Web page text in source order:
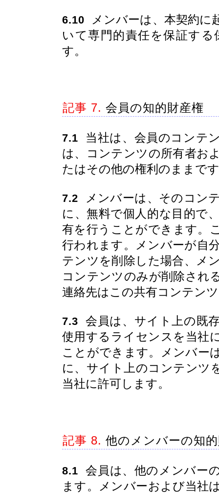
6.10 メンバーは、本契約に
いて専門的責任を保証す
す。
記事 7. 会員の知的財産権
7.1 当社は、会員のコンテ
は、コンテンツの所有者お
たはその他の権利のままで
7.2 メンバーは、そのコン
に、無料で個人的な目的で
有を行うことができます。
行われます。メンバーが自
テンツを削除した場合、メ
コンテンツのみが削除され
連絡先はこの共有コンテン
7.3 会員は、サイト上の既
使用するライセンスを当社
ことができます。メンバー
に、サイト上のコンテンツ
当社に許可します。
記事 8. 他のメンバーの知
8.1 会員は、他のメンバー
ます。メンバーおよび当社